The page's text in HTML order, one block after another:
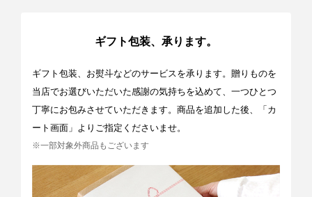
ギフト包装、承ります。
ギフト包装、お熨斗などのサービスを承ります。贈りものを
当店でお選びいただいた感謝の気持ちを込めて、一つひとつ
丁寧にお包みさせていただきます。商品を追加した後、「カ
ート画面」よりご指定くださいませ。
※一部対象外商品もございます